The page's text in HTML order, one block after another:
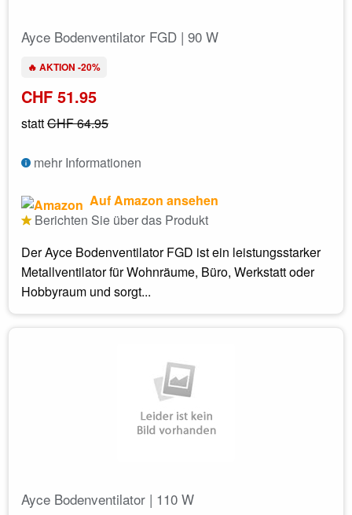
Ayce Bodenventilator FGD | 90 W
🔥 AKTION -20%
CHF 51.95
stattCHF 64.95
mehr Informationen
Auf Amazon ansehen
Berichten Sie über das Produkt
Der Ayce Bodenventilator FGD ist ein leistungsstarker
Metallventilator für Wohnräume, Büro, Werkstatt oder
Hobbyraum und sorgt...
Ayce Bodenventilator | 110 W